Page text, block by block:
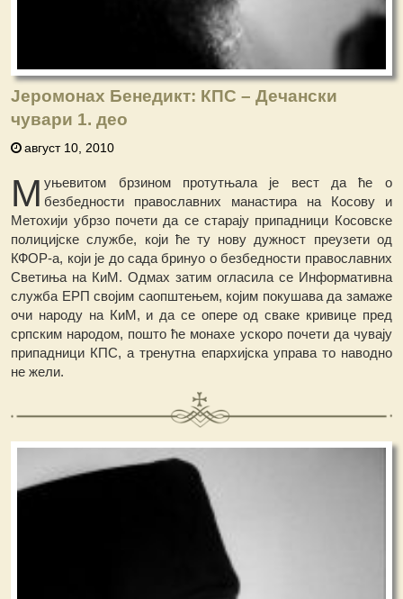
Јеромонах Бенедикт: КПС – Дечански
чувари 1. део
август 10, 2010
М уњевитом брзином протутњала је вест да ће о
безбедности православних манастира на Косову и
Метохији убрзо почети да се старају припадници Косовске
полицијске службе, који ће ту нову дужност преузети од
КФОР-а, који је до сада бринуо о безбедности православних
Светиња на КиМ. Одмах затим огласила се Информативна
служба ЕРП својим саопштењем, којим покушава да замаже
очи народу на КиМ, и да се опере од сваке кривице пред
српским народом, пошто ће монахе ускоро почети да чувају
припадници КПС, а тренутна епархијска управа то наводно
не жели.